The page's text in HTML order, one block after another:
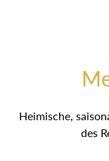
Heimische,
des